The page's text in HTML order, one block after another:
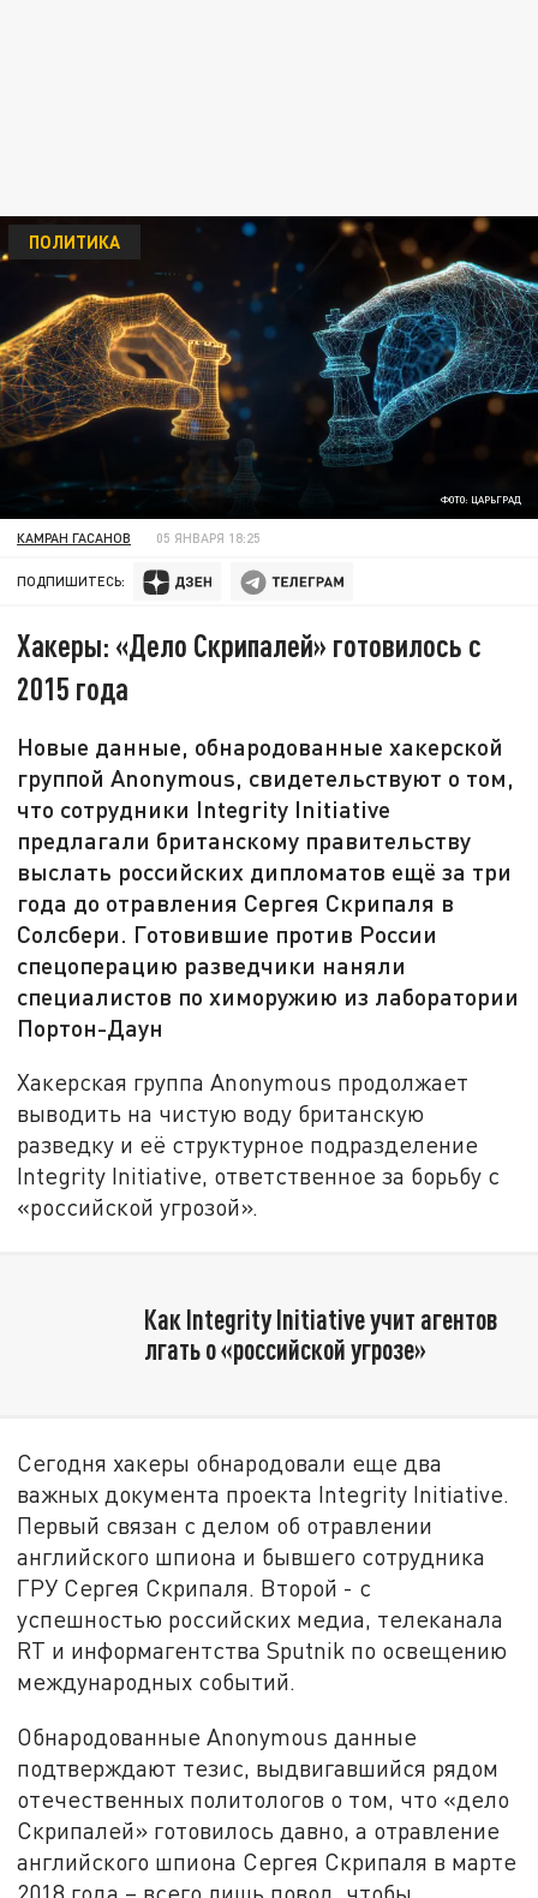
ФОТО: ЦАРЬГРАД
ПОЛИТИКА
КАМРАН ГАСАНОВ 05 ЯНВАРЯ 18:25
ПОДПИШИТЕСЬ:
Хакеры: «Дело Скрипалей» готовилось с
2015 года
Новые данные, обнародованные хакерской
группой Anonymous, свидетельствуют о том,
что сотрудники Integrity Initiative
предлагали британскому правительству
выслать российских дипломатов ещё за три
года до отравления Сергея Скрипаля в
Солсбери. Готовившие против России
спецоперацию разведчики наняли
специалистов по химоружию из лаборатории
Портон-Даун
Хакерская группа Anonymous продолжает
выводить на чистую воду британскую
разведку и её структурное подразделение
Integrity Initiative, ответственное за борьбу с
«российской угрозой».
Как Integrity Initiative учит агентов
лгать о «российской угрозе»
Сегодня хакеры обнародовали еще два
важных документа проекта Integrity Initiative.
Первый связан с делом об отравлении
английского шпиона и бывшего сотрудника
ГРУ Сергея Скрипаля. Второй - с
успешностью российских медиа, телеканала
RT и информагентства Sputnik по освещению
международных событий.
Обнародованные Anonymous данные
подтверждают тезис, выдвигавшийся рядом
отечественных политологов о том, что «дело
Скрипалей» готовилось давно, а отравление
английского шпиона Сергея Скрипаля в марте
2018 года – всего лишь повод, чтобы